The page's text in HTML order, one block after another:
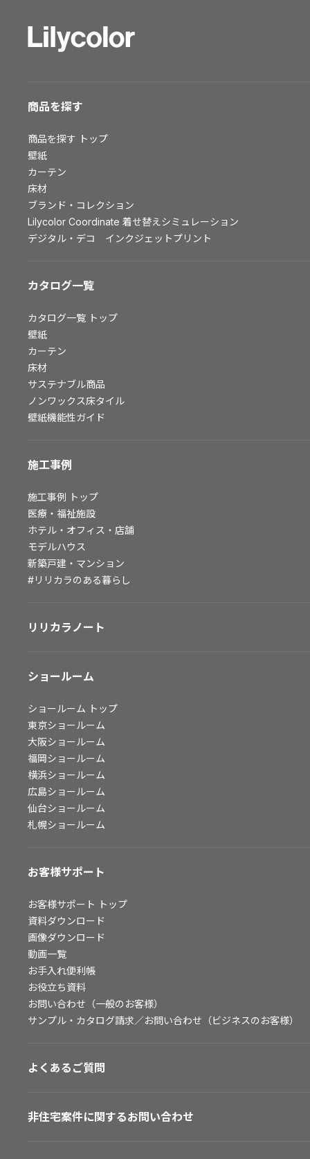
仙台ショールーム
お客様サポート
お客様サポート トップ
資料ダウンロード
画像ダウンロード
動画一覧
お手入れ便利帳
お役立ち資料
お問い合わせ（一般のお客様）
よくあるご質問
非住宅案件に関するお問い合わせ
事業紹介
スペースソリューション事業
ファシリティソリューション事業
不動産投資開発事業
会社情報
採用情報
商品を探す
商品を探す トップ
壁紙
カーテン
床材
ブランド・コレクション
Lilycolor Coordinate 着せ替えシミュレーション
デジタル・デコ インクジェットプリント
カタログ一覧
カタログ一覧 トップ
壁紙
カーテン
床材
サステナブル商品
ノンワックス床タイル
壁紙機能性ガイド
施工事例
施工事例 トップ
医療・福祉施設
ホテル・オフィス・店舗
モデルハウス
新築戸建・マンション
#リリカラのある暮らし
リリカラノート
ショールーム
ショールーム トップ
東京ショールーム
大阪ショールーム
福岡ショールーム
横浜ショールーム
広島ショールーム
仙台ショールーム
札幌ショールーム
お客様サポート
お客様サポート トップ
資料ダウンロード
画像ダウンロード
動画一覧
お手入れ便利帳
お役立ち資料
お問い合わせ（一般のお客様）
サンプル・カタログ請求／お問い合わせ（ビジネスのお客様）
よくあるご質問
非住宅案件に関するお問い合わせ